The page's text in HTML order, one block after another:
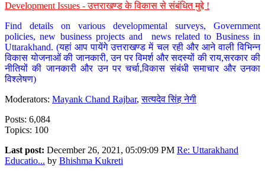
Development Issues - उत्तराखण्ड के विकास से संबंधित मुद्दे !
Find details on various developmental surveys, Government
policies, new business projects and news related to Business in
Uttarakhand. (यहां आप पायेंगे उत्तराखण्ड में चल रही और आने वाली विभिन्न
विकास योजनाओं की जानकारी, उन पर विमर्श और सदस्यों की राय,सरकार की
नीतियों की जानकारी और उन पर चर्चा,विकास संबंधी समाचार और उनका
विश्लेषण)
Moderators: Mayank Chand Rajbar,सत्यदेव सिंह नेगी
Posts: 6,084
Topics: 100
Last post: December 26, 2021, 05:09:09 PM Re: Uttarakhand
Educatio... by Bhishma Kukreti